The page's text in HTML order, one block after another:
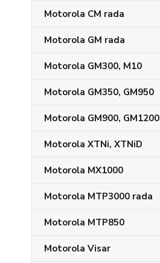
Motorola CM rada
Motorola GM rada
Motorola GM300, M10
Motorola GM350, GM950
Motorola GM900, GM1200
Motorola XTNi, XTNiD
Motorola MX1000
Motorola MTP3000 rada
Motorola MTP850
Motorola Visar